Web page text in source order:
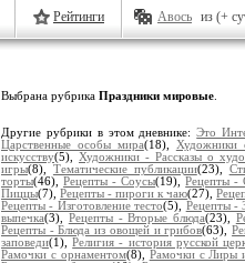
Рейтинги Авось из (+
Выбрана рубрика Праздники мировые
Другие рубрики в этом дневнике:Это
Царственные особы мира(18), Художники
искусству(5), Художники - Рассказы о
игры(8), Тематические публикации(23),
торты(46),Рецепты - Соусы(19),Рецепты -
Пиццы(7),Рецепты - пироги к чаю(27),
Рецепты - Изготовление тесто(5), Рецепты -
выпечка(3), Рецепты - Вторые блюда(23),
Рецепты - Блюда из овощей и грибов(63),
заповеди(1),Религия - история русской
Рамочки с орнаментом(8), Рамочки с Лиры